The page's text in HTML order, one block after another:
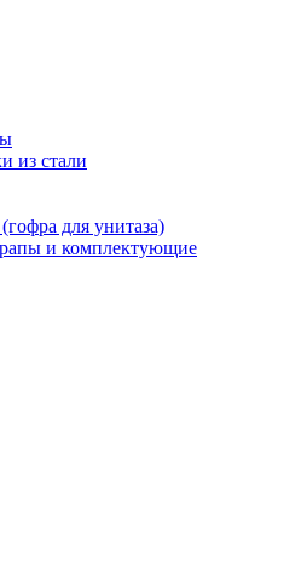
из стали
для унитаза)
и комплектующие